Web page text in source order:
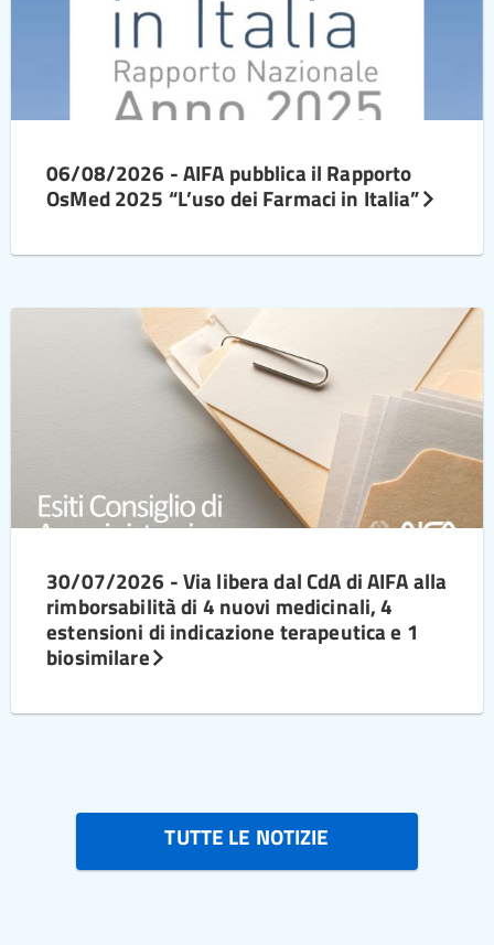
06/08/2026 - AIFA pubblica il Rapporto
OsMed 2025 “L’uso dei Farmaci in Italia”
30/07/2026 - Via libera dal CdA di AIFA alla
rimborsabilità di 4 nuovi medicinali, 4
estensioni di indicazione terapeutica e 1
biosimilare
TUTTE LE NOTIZIE